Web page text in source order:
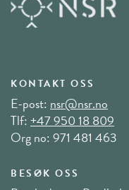
KONTAKT OSS
E-post: nsr@nsr.no
Tlf:+47 950 18 809
Org no: 971 481 463
BESØK OSS